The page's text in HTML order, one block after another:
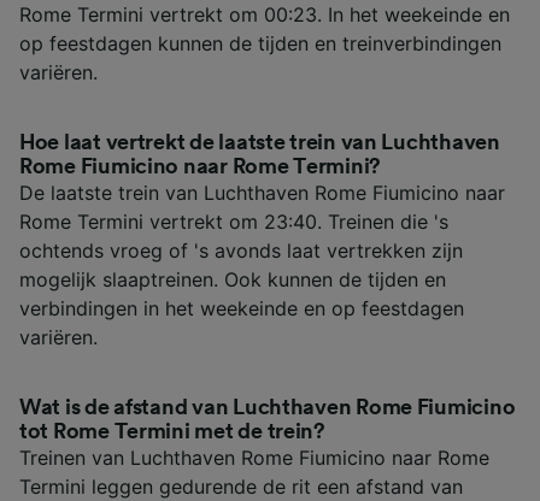
Rome Termini vertrekt om 00:23. In het weekeinde en
op feestdagen kunnen de tijden en treinverbindingen
variëren.
Hoe laat vertrekt de laatste trein van Luchthaven
Rome Fiumicino naar Rome Termini?
De laatste trein van Luchthaven Rome Fiumicino naar
Rome Termini vertrekt om 23:40. Treinen die 's
ochtends vroeg of 's avonds laat vertrekken zijn
mogelijk slaaptreinen. Ook kunnen de tijden en
verbindingen in het weekeinde en op feestdagen
variëren.
Wat is de afstand van Luchthaven Rome Fiumicino
tot Rome Termini met de trein?
Treinen van Luchthaven Rome Fiumicino naar Rome
Termini leggen gedurende de rit een afstand van